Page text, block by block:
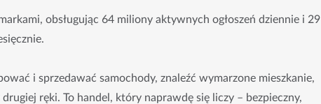
obsługując 64 miliony aktywnych ogłoszeń dziennie i 29
i sprzedawać samochody, znaleźć wymarzone mieszkanie,
ręki. To handel, który naprawdę się liczy – bezpieczny,